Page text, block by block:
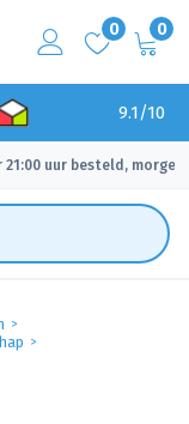
0 0
9.1/10
21:00 uur besteld, morgen